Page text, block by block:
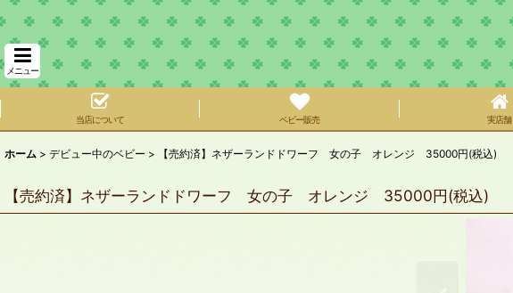
メニュー
当店について ベビー販売 実店舗
ホーム > デビュー中のベビー > 【売約済】ネザーランドドワーフ 女の子 オレンジ 35000円(税込)
【売約済】ネザーランドドワーフ 女の子 オレンジ 35000円(税込)